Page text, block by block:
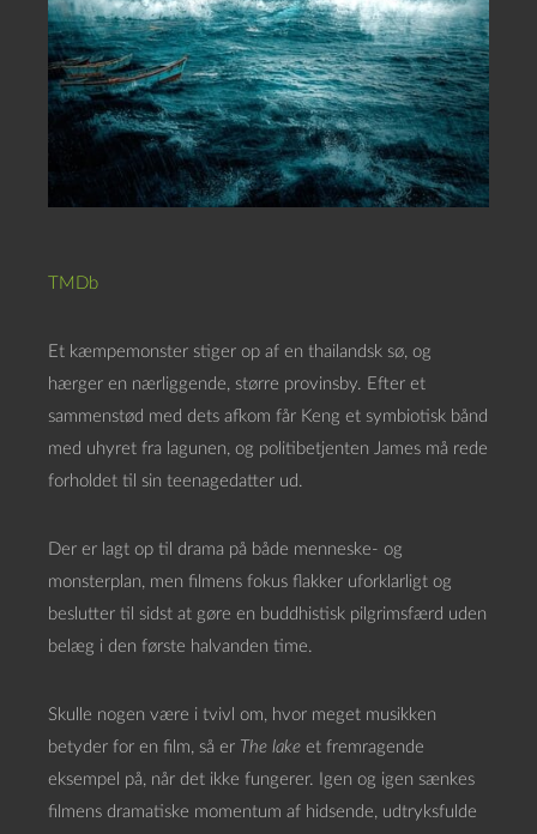
TMDb
Et kæmpemonster stiger op af en thailandsk sø, og
hærger en nærliggende, større provinsby. Efter et
sammenstød med dets afkom får Keng et symbiotisk bånd
med uhyret fra lagunen, og politibetjenten James må rede
forholdet til sin teenagedatter ud.
Der er lagt op til drama på både menneske- og
monsterplan, men filmens fokus flakker uforklarligt og
beslutter til sidst at gøre en buddhistisk pilgrimsfærd uden
belæg i den første halvanden time.
Skulle nogen være i tvivl om, hvor meget musikken
betyder for en film, så er The lake et fremragende
eksempel på, når det ikke fungerer. Igen og igen sænkes
filmens dramatiske momentum af hidsende, udtryksfulde